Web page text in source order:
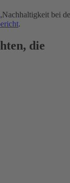
bei
.
die